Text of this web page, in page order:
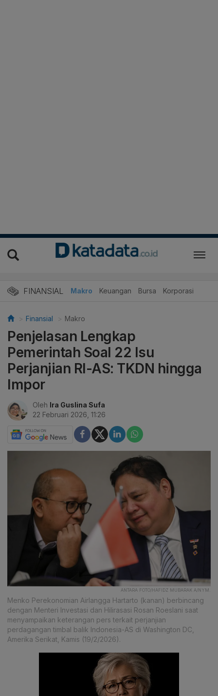
FINANSIAL Makro Keuangan Bursa Korporasi
Finansial Makro
Penjelasan Lengkap
Pemerintah Soal 22 Isu
Perjanjian RI-AS: TKDN hingga
Impor
Oleh Ira Guslina Sufa
22 Februari 2026, 11:26
ANTARA FOTO/HAFIDZ MUBARAK A/NYM.
Menko Perekonomian Airlangga Hartarto (kanan) berbincang
dengan Menteri Investasi dan Hilirasasi Rosan Roeslani saat
menyampaikan keterangan pers terkait perjanjian
perdagangan timbal balik Indonesia-AS di Washington DC,
Amerika Serikat, Kamis (19/2/2026).